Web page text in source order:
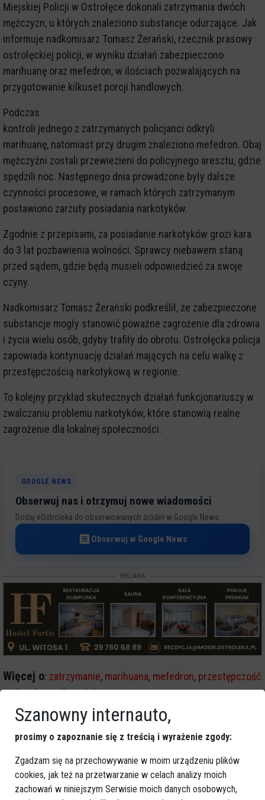
Miejskiej Policji w Ostrołęce dokonali zatrzymania dwóch
mężczyzn, u których znaleziono substancje odurzające. Jak
informuje nadkomisarz Tomasz Żerański, rzecznik prasowy
ostrołęckiej policji, w wyniku działań zabezpieczono
marihuanę oraz mefedron, w ilościach pozwalających na
przygotowanie kilkuset porcji handlowych.
Podczas
kontroli jednego z zatrzymanych policjanci odkryli
marihuanę, natomiast przy drugim znaleziono mefedron. Obaj
mężczyźni zostali przewiezieni do policyjnego aresztu, gdzie
spędzili noc. Następnego dnia prowadzone były dalsze
czynności procesowe, w ramach których zatrzymanym
postawiono zarzuty posiadania narkotyków.
Zgodnie z przepisami, za posiadanie narkotyków grozi kara
do 3 lat pozbawienia wolności. Sprawcy niebawem staną
przed sądem, gdzie będą musieli odpowiedzieć za swoje
czyny.
Nadkomisarz Tomasz Żerański podkreślił, że zabezpieczone
substancje mogły stanowić poważne zagrożenie dla zdrowia
i życia wielu osób, gdyby trafiły do obrotu. Ostrołęcka policja
zapowiada kontynuację działań mających na celu walkę z
przestępczością narkotykową w regionie.
To kolejny przykład skutecznych działań funkcjonariuszy w
zwalczaniu problemu narkotyków, które stanowią realne
zagrożenie dla lokalnej społeczności.
GOOGLE NEWS
Obserwuj nas i otrzymuj nowe wiadomości
Dodaj eOstroleka do obserwowanych źródeł w Google News.
Obserwuj w Google News
REKLAMA
Więcej o: zatrzymanie, marihuana, mefedron, przestępczość
narkotykowa,Ostrołęka
Szanowny internauto,
prosimy o zapoznanie się z treścią i wyrażenie zgody:
Zgadzam się na przechowywanie w moim urządzeniu plików
cookies, jak też na przetwarzanie w celach analizy moich
zachowań w niniejszym Serwisie moich danych osobowych,